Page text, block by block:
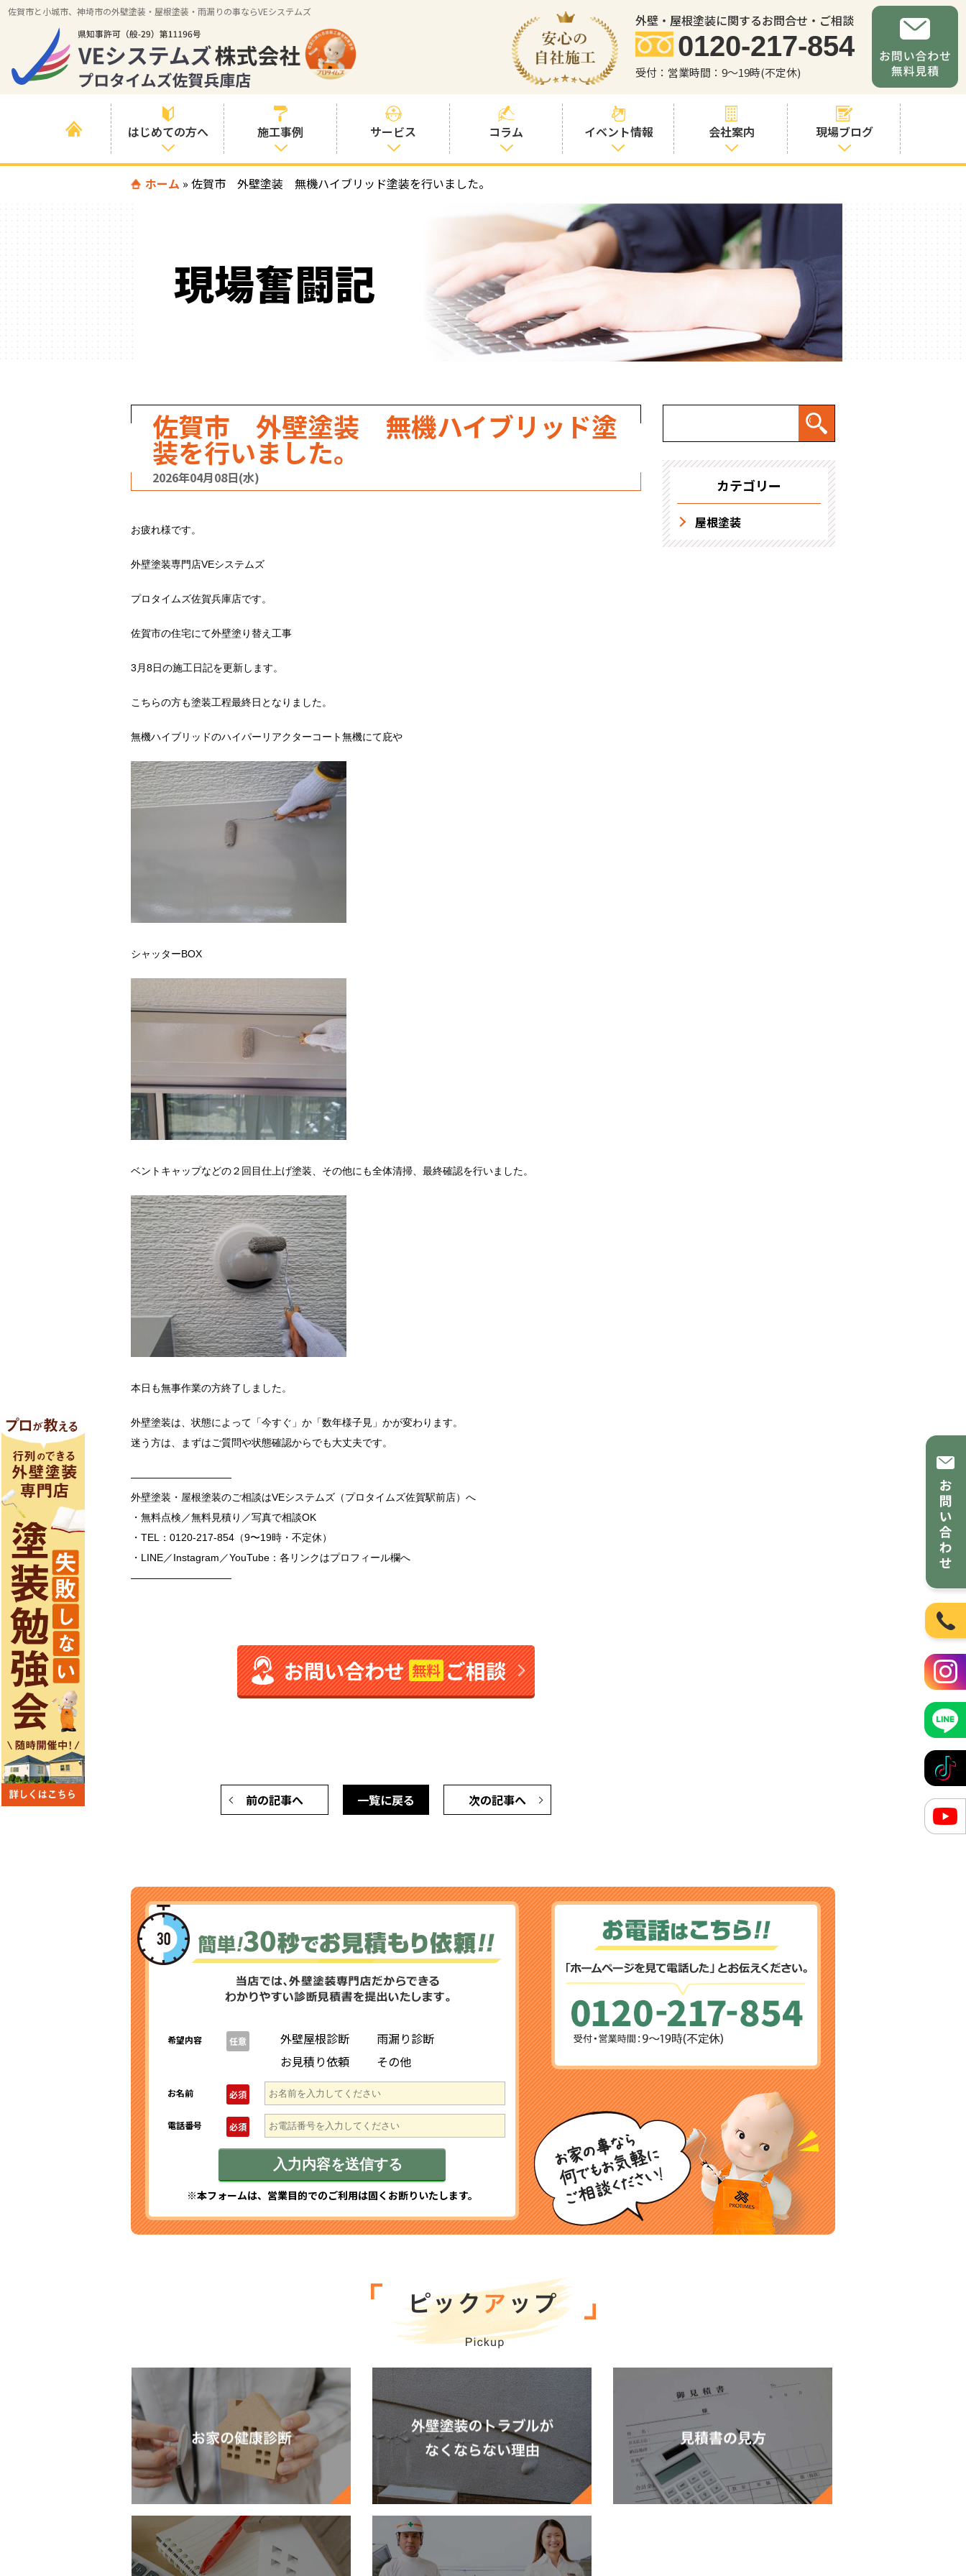
佐賀市と小城市、神埼市の外壁塗装・屋根塗装・雨漏りの事ならVEシステムズ
外壁・屋根塗装に関するお問合せ・ご相談
0120-217-854
受付：営業時間：9～19時(不定休)
はじめての方へ
はじめて外壁塗
いる方へ
喜んでいただけ
る３つの理由
施工事例
すべての事例
例
色の事例
サービス
塗装プランと価
お客様との交流
を大切に
見積書の見方
コラム
社長コラム
塗装コラム
塗料コラム
イベント情報 会社案内
職人・スタッフ
紹介
お問い合わせか
らの流れ
求人情報
現場ブログ
ホーム » 佐賀市 外壁塗装 無機ハイブリッド塗装を行いました。
現場奮闘記
佐賀市 外壁塗装 無機ハイブリッド塗
装を行いました。
2026年04月08日(水)
お疲れ様です。
外壁塗装専門店VEシステムズ
プロタイムズ佐賀兵庫店です。
佐賀市の住宅にて外壁塗り替え工事
3月8日の施工日記を更新します。
こちらの方も塗装工程最終日となりました。
無機ハイブリッドのハイパーリアクターコート無機にて庇や
シャッターBOX
ベントキャップなどの２回目仕上げ塗装、その他にも全体清掃、最終確認を行いました。
本日も無事作業の方終了しました。
外壁塗装は、状態によって「今すぐ」か「数年様子見」かが変わります。
迷う方は、まずはご質問や状態確認からでも大丈夫です。
――――――――――
外壁塗装・屋根塗装のご相談はVEシステムズ（プロタイムズ佐賀駅前店）へ
・無料点検／無料見積り／写真で相談OK
・TEL：0120-217-854（9〜19時・不定休）
・LINE／Instagram／YouTube：各リンクはプロフィール欄へ
――――――――――
お問い合わせ無料 ご相談
前の記事へ 次の記事へ
一覧に戻る
カテゴリー
屋根塗装
希望内容 任意 外壁屋根診断
雨漏り診断
お見積り依頼
その他
お名前 必須
電話番号 必須
※本フォームは、営業目的でのご利用は固くお断りいたします。